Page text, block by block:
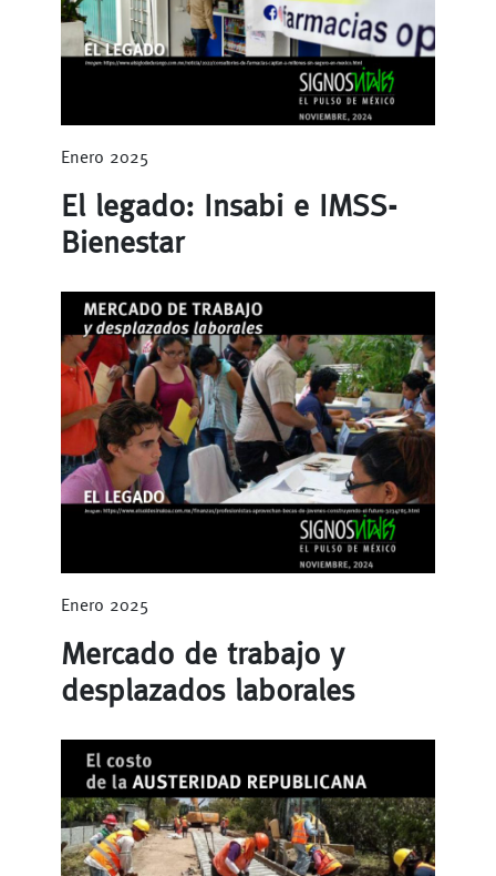
Enero 2025
El legado: Insabi e IMSS-
Bienestar
Enero 2025
Mercado de trabajo y
desplazados laborales